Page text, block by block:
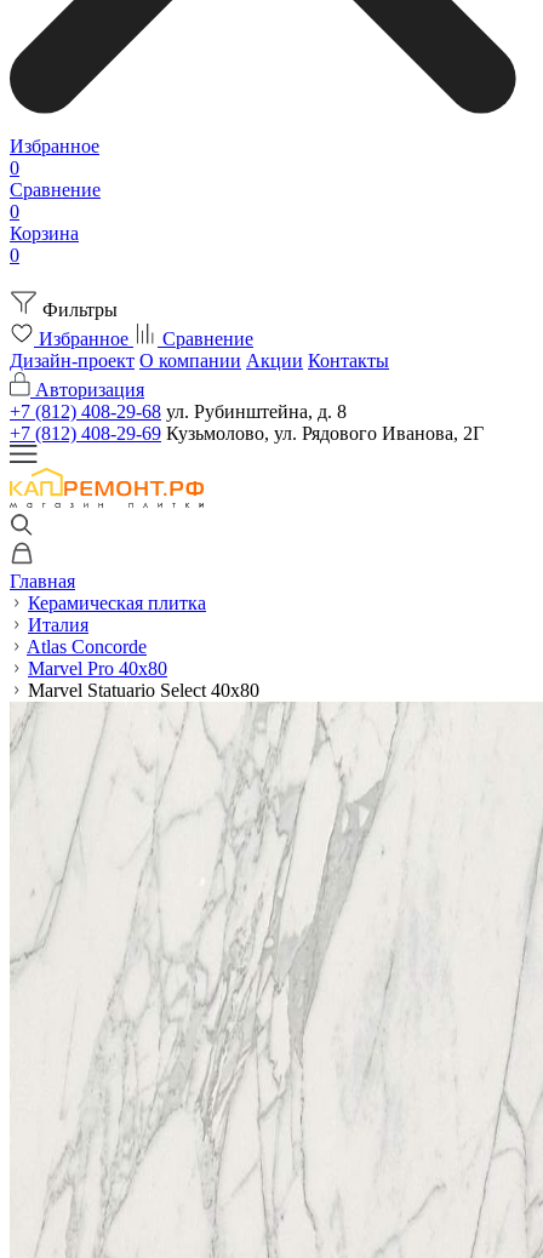
Избранное
0
Сравнение
0
Корзина
0
Фильтры
Избранное
Сравнение
Дизайн-проект О компании Акции Контакты
Авторизация
+7 (812) 408-29-68 ул. Рубинштейна, д. 8
+7 (812) 408-29-69 Кузьмолово, ул. Рядового Иванова, 2Г
Главная
Керамическая плитка
Италия
Atlas Concorde
Marvel Pro 40x80
Marvel Statuario Select 40x80